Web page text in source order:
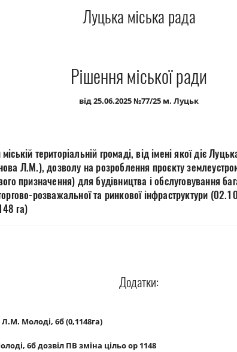
Луцька міська рада
Рішення міської ради
від 25.06.2025 №77/25 м. Луцьк
територіальній громаді, від імені якої діє
Л.М.), дозволу на розроблення проєкту
призначення) для будівництва і обслуговування
розважальної та ринкової інфраструктури
га)
Додатки:
Молоді, 6б (0,1148га)
6б дозвіл ПВ зміна цільо ор 1148